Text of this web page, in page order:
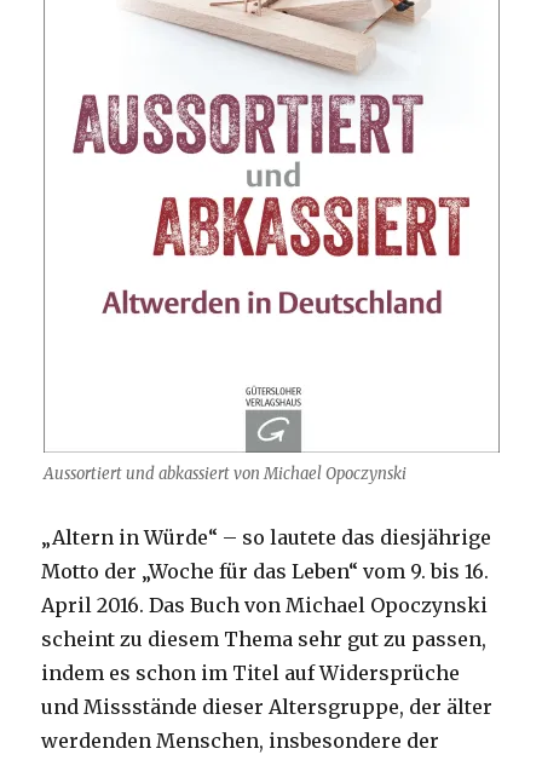
Aussortiert und abkassiert von Michael Opoczynski
„Altern in Würde“ – so lautete das diesjährige
Motto der „Woche für das Leben“ vom 9. bis 16.
April 2016. Das Buch von Michael Opoczynski
scheint zu diesem Thema sehr gut zu passen,
indem es schon im Titel auf Widersprüche
und Missstände dieser Altersgruppe, der älter
werdenden Menschen, insbesondere der